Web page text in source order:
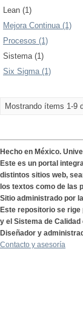
Lean (1)
Mejora Continua (1)
Procesos (1)
Sistema (1)
Six Sigma (1)
Mostrando ítems 1-9
Hecho en México.
Este es un portal
distintos sitios web,
los textos como de las
Sitio administrado por
Este repositorio se
y el Sistema de
Diseñador y
Contacto y asesoría